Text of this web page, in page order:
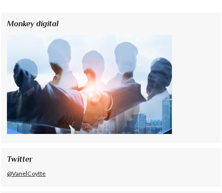
Monkey digital
Twitter
@VanelCoytte